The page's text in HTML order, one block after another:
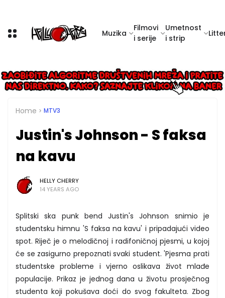
Muzika
Filmovi
i serije
Umetnost
i strip
Home MTV3
Justin's Johnson - S faksa
na kavu
HELLY CHERRY
14 YEARS AGO
Splitski ska punk bend Justin's Johnson snimio je
studentsku himnu 'S faksa na kavu' i pripadajući video
spot. Riječ je o melodičnoj i radifoničnoj pjesmi, u kojoj
će se zasigurno prepoznati svaki student. 'Pjesma prati
studentske probleme i vjerno oslikava život mlađe
populacije. Prikaz je jednog dana u životu prosječnog
studenta koji pokušava doći do svog fakulteta. Zbog